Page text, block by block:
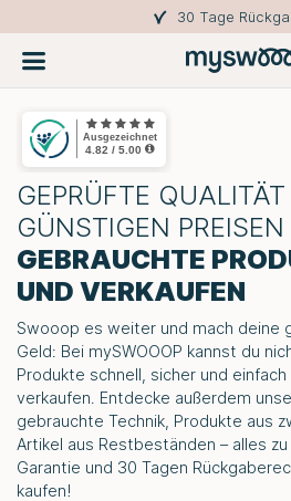
30 Tage
GEPRÜFTE
GÜNSTIGEN PREISEN
GEBRAUCHTE
UND VERKAUFEN
Swooop es weiter und mach deine
Geld: Bei mySWOOOP kannst du
Produkte schnell, sicher und
verkaufen. Entdecke außerdem
gebrauchte Technik, Produkte aus
Artikel aus Restbeständen – alles
Garantie und 30 Tagen
kaufen!